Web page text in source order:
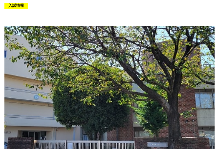
塾通いにお悩みの方へ
小学生から塾に通う必要性
中学生が塾に通うメリット
高校生必見！大学進学の入試制度
Q&A
ご利用者様のお声
お知らせ
入試情報